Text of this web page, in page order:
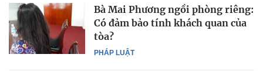
PHÁP LUẬT
Bà Mai Phương ngồi phòng riêng:
Có đảm bảo tính khách quan của
tòa?